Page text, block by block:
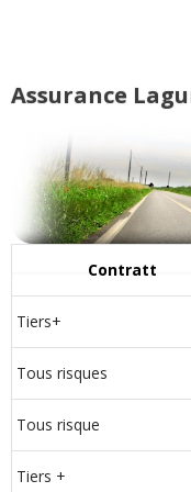
16/20
Assurance
Contratt
Tiers+
Tous risques
Tous risque
Tiers +